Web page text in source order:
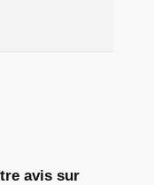
avis sur